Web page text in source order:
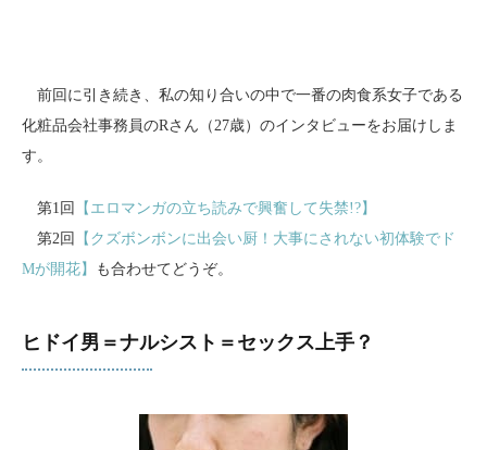
前回に引き続き、私の知り合いの中で一番の肉食系女子である
化粧品会社事務員のRさん（27歳）のインタビューをお届けしま
す。
第1回
【エロマンガの立ち読みで興奮して失禁!?】
第2回
【クズボンボンに出会い厨！大事にされない初体験でド
Mが開花】
も合わせてどうぞ。
ヒドイ男＝ナルシスト＝セックス上手？